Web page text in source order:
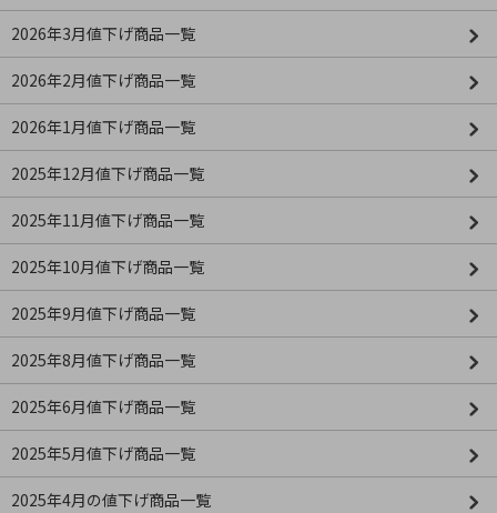
2026年3月値下げ商品一覧
2026年2月値下げ商品一覧
2026年1月値下げ商品一覧
2025年12月値下げ商品一覧
2025年11月値下げ商品一覧
2025年10月値下げ商品一覧
2025年9月値下げ商品一覧
2025年8月値下げ商品一覧
2025年6月値下げ商品一覧
2025年5月値下げ商品一覧
2025年4月の値下げ商品一覧